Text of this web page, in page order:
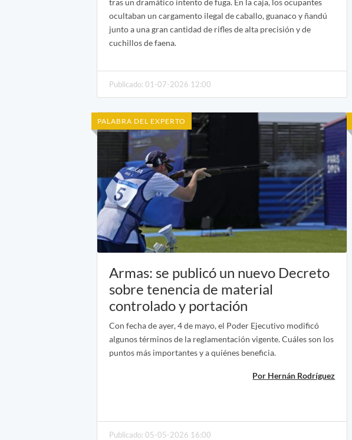
ocultaban un cargamento ilegal de caballo, guanaco y ñandú
junto a una gran cantidad de rifles de alta precisión y de
cuchillos de faena.
Publicado: 01-07-2026 12:00
PALABRA DEL EXPERTO
Armas: se publicó un nuevo Decreto
sobre tenencia de material
controlado y portación
Con fecha de ayer, 4 de mayo, el Poder Ejecutivo modificó
algunos términos de la reglamentación vigente. Cuáles son los
puntos más importantes y a quiénes beneficia.
Por Hernán Rodríguez
Publicado: 05-05-2026 16:00